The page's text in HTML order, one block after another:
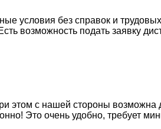
условия без справок и
возможность подать заявку
с нашей стороны возможна
Это очень удобно, требует